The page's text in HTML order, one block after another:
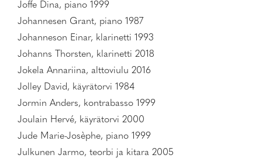
Joffe Dina, piano 1999
Johannesen Grant, piano 1987
Johanneson Einar, klarinetti 1993
Johanns Thorsten, klarinetti 2018
Jokela Annariina, alttoviulu 2016
Jolley David, käyrätorvi 1984
Jormin Anders, kontrabasso 1999
Joulain Hervé, käyrätorvi 2000
Jude Marie-Josèphe, piano 1999
Julkunen Jarmo, teorbi ja kitara 2005